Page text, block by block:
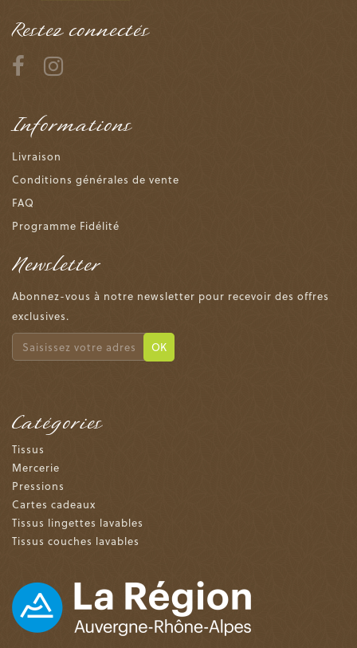
Restez connectés
Informations
Livraison
Conditions générales de vente
FAQ
Programme Fidélité
Newsletter
Abonnez-vous à notre newsletter pour recevoir des offres
exclusives.
OK
Catégories
Tissus
Mercerie
Pressions
Cartes cadeaux
Tissus lingettes lavables
Tissus couches lavables